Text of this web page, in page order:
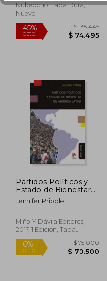
45%
dcto.
$ 257.721
$ 141.747
Nubeocho, Tapa Dura,
Nuevo
Partidos Políticos y
Estado de Bienestar
en América Latina
Jennifer Pribble
Miño Y Dávila Editores,
2017, 1 Edición, Tapa
Blanda, Nuevo